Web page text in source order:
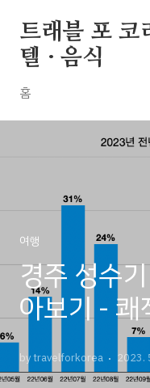
트래블 포 코
텔 · 음식
홈
여행
경주 성수
아보기 - 쾌
by travelforkorea 2023.